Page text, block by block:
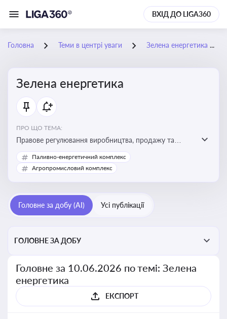
ВХІД ДО LIGA360
Головна Теми в центрі уваги Зелена енергетика
Зелена енергетика
ПРО ЩО ТЕМА:
Правове регулювання виробництва, продажу та
державної підтримки енергії з альтернативних і
відновлюваних джерел
Паливно-енергетичний комплекс
Агропромисловий комплекс
Головне за добу (AI) Усі публікації
ГОЛОВНЕ ЗА ДОБУ
Головне за 10.06.2026 по темі: Зелена
енергетика
ЕКСПОРТ